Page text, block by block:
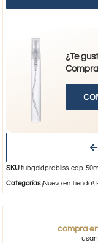
¿Te
SKUtubgoldprabliss-edp-50ml
Categorías¡Nuevo en Tienda!,
compra